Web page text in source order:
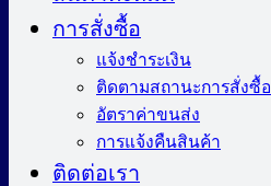
การสั่งซื้อ
แจ้งชำระเงิน
ติดตามสถานะการสั่งซื้อ
อัตราค่าขนส่ง
การแจ้งคืนสินค้า
ติดต่อเรา